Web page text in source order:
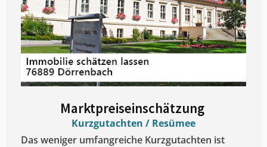
Marktpreiseinschätzung ​
Kurzgutachten / Resümee
Das weniger umfangreiche Kurzgutachten ist